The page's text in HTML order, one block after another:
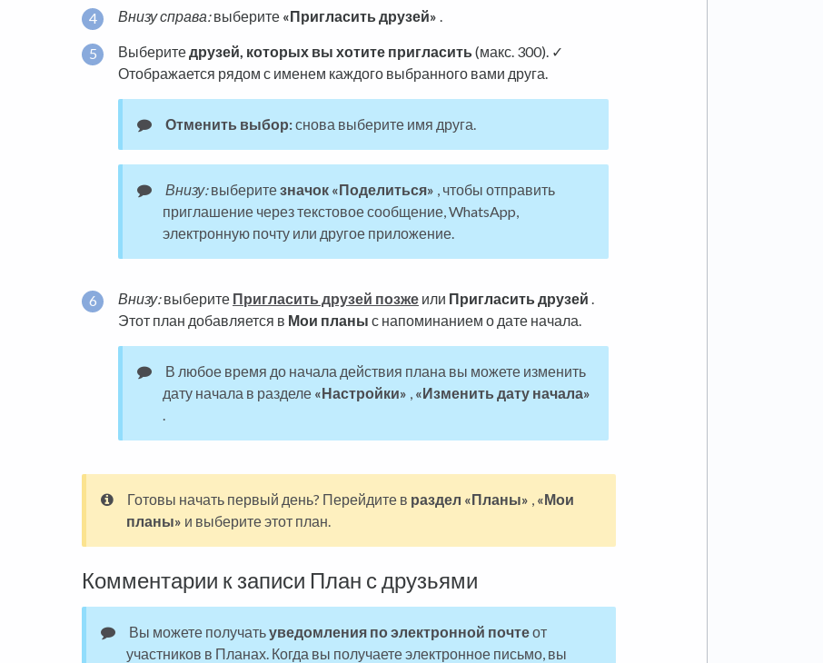
Внизу справа:выберите «Пригласить друзей»
Выберитедрузей, которых вы хотите пригласить (макс. 300). ✓
Отображается рядом с именем каждого выбранного вами друга.
Отменить выбор:снова выберите имя друга.
Внизу:выберитезначок «Поделиться» , чтобы отправить
приглашение через текстовое сообщение, WhatsApp,
электронную почту или другое приложение.
Внизу:выберите Пригласить друзей позже или Пригласить друзей
Этот план добавляется в Мои планы с напоминанием о дате начала.
В любое время до начала действия плана вы можете изменить
дату начала в разделе «Настройки» «Изменить дату начала»
Готовы начать первый день? Перейдите в раздел «Планы» «Мои
планы» и выберите этот план.
Комментарии к записи План с друзьями
Вы можете получатьуведомления по электронной почтеот
участников в Планах. Когда вы получаете электронное письмо, вы